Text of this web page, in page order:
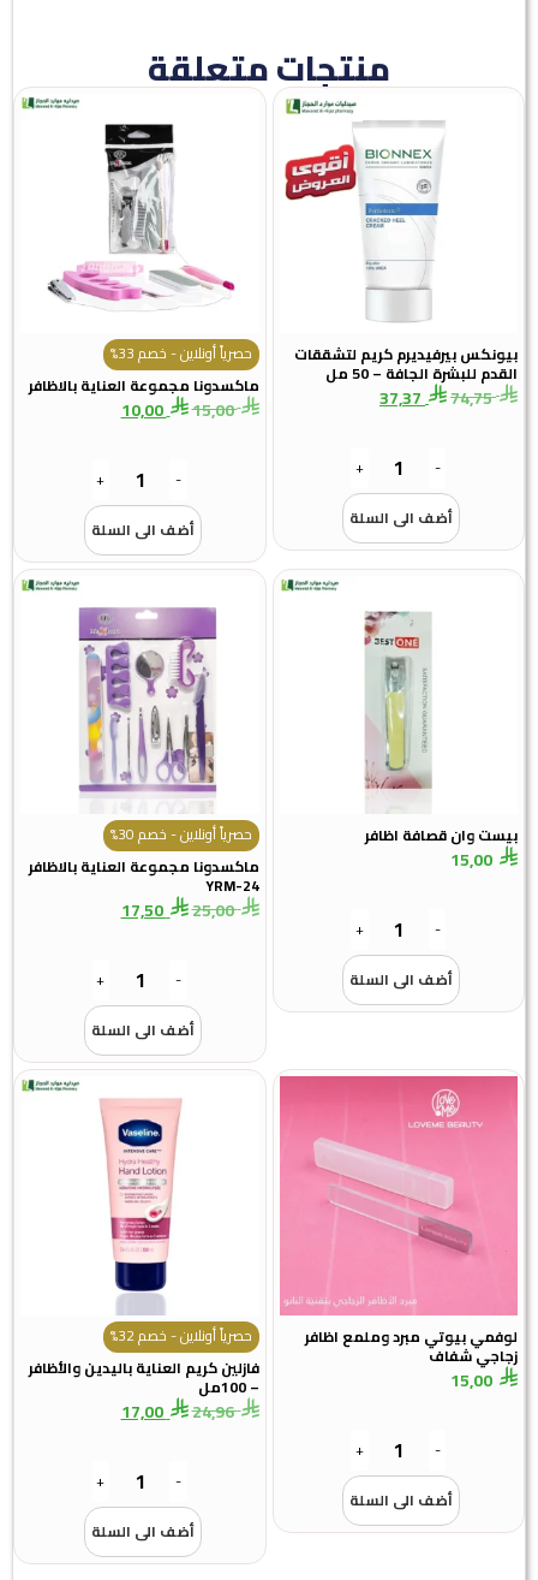
منتجات متعلقة
بيونكس بيرفيديرم كريم لتشققات
القدم للبشرة الجافة – 50 مل
74,75
37,37
-
+
أضف الى السلة
حصرياً أونلاين - خصم 33%
ماكسدونا مجموعة العناية بالاظافر
15,00
10,00
-
+
أضف الى السلة
بيست وان قصافة اظافر
15,00
-
+
أضف الى السلة
حصرياً أونلاين - خصم 30%
ماكسدونا مجموعة العناية بالاظافر
YRM-24
25,00
17,50
-
+
أضف الى السلة
لوفمي بيوتي مبرد وملمع اظافر
زجاجي شفاف
15,00
-
+
أضف الى السلة
حصرياً أونلاين - خصم 32%
فازلين كريم العناية باليدين والأظافر
– 100مل
24,96
17,00
-
+
أضف الى السلة